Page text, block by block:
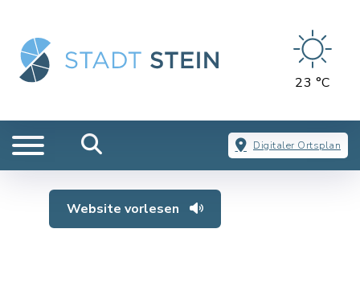
23 °C
Digitaler Ortsplan
Website vorlesen